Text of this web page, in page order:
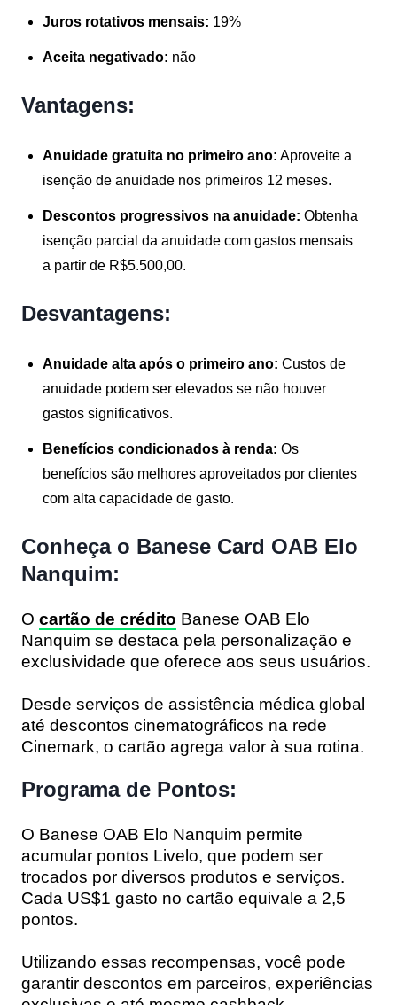
Juros rotativos mensais: 19%
Aceita negativado: não
Vantagens:
Anuidade gratuita no primeiro ano: Aproveite a
isenção de anuidade nos primeiros 12 meses.
Descontos progressivos na anuidade: Obtenha
isenção parcial da anuidade com gastos mensais
a partir de R$5.500,00.
Desvantagens:
Anuidade alta após o primeiro ano: Custos de
anuidade podem ser elevados se não houver
gastos significativos.
Benefícios condicionados à renda: Os
benefícios são melhores aproveitados por clientes
com alta capacidade de gasto.
Conheça o Banese Card OAB Elo
Nanquim:
O cartão de crédito Banese OAB Elo
Nanquim se destaca pela personalização e
exclusividade que oferece aos seus usuários.
Desde serviços de assistência médica global
até descontos cinematográficos na rede
Cinemark, o cartão agrega valor à sua rotina.
Programa de Pontos:
O Banese OAB Elo Nanquim permite
acumular pontos Livelo, que podem ser
trocados por diversos produtos e serviços.
Cada US$1 gasto no cartão equivale a 2,5
pontos.
Utilizando essas recompensas, você pode
garantir descontos em parceiros, experiências